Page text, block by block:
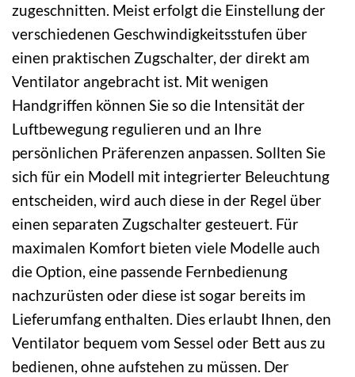
zugeschnitten. Meist erfolgt die Einstellung der
verschiedenen Geschwindigkeitsstufen über
einen praktischen Zugschalter, der direkt am
Ventilator angebracht ist. Mit wenigen
Handgriffen können Sie so die Intensität der
Luftbewegung regulieren und an Ihre
persönlichen Präferenzen anpassen. Sollten Sie
sich für ein Modell mit integrierter Beleuchtung
entscheiden, wird auch diese in der Regel über
einen separaten Zugschalter gesteuert. Für
maximalen Komfort bieten viele Modelle auch
die Option, eine passende Fernbedienung
nachzurüsten oder diese ist sogar bereits im
Lieferumfang enthalten. Dies erlaubt Ihnen, den
Ventilator bequem vom Sessel oder Bett aus zu
bedienen, ohne aufstehen zu müssen. Der